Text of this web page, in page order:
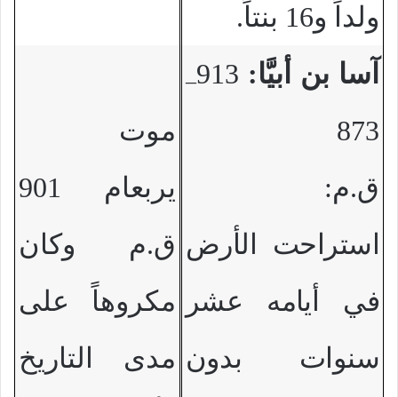
ولداً و16 بنتاً.
آسا بن أبيَّا: 913
–
873
ق.م:
استراحت الأرض
في أيامه عشر
سنوات بدون
موت
يربعام 901
ق.م وكان
مكروهاً على
مدى التاريخ